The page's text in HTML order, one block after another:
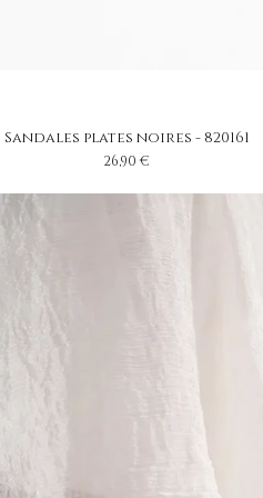
Sandales plates noires - 820161
Prix
26,90 €